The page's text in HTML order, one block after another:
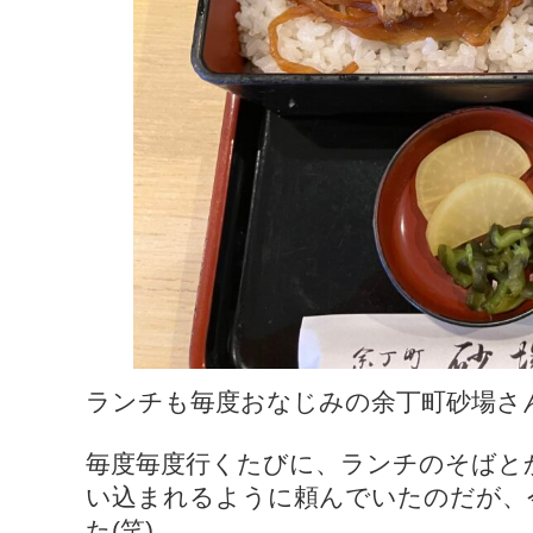
ランチも毎度おなじみの余丁町砂場さ
毎度毎度行くたびに、ランチのそば
い込まれるように頼んでいたのだが